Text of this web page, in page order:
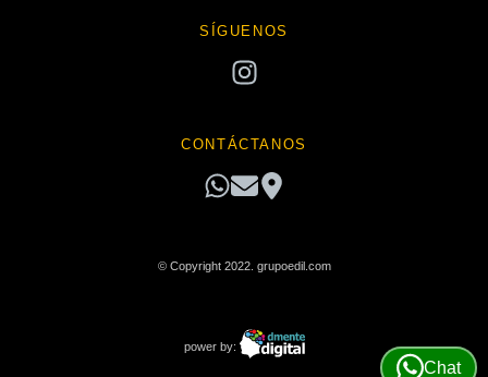
SÍGUENOS
CONTÁCTANOS
© Copyright 2022. grupoedil.com
power by:
Chat